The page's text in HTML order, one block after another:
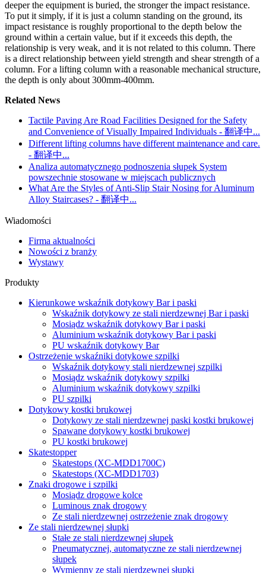
deeper the equipment is buried, the stronger the impact resistance.
To put it simply, if it is just a column standing on the ground, its
impact resistance is roughly proportional to the depth below the
ground within a certain value, but if it exceeds this depth, the
relationship is very weak, and it is not related to this column. There
is a direct relationship between yield strength and shear strength of a
column. For a lifting column with a reasonable mechanical structure,
the depth is only about 300mm-400mm.
Related News
Tactile Paving Are Road Facilities Designed for the Safety
and Convenience of Visually Impaired Individuals - 翻译中...
Different lifting columns have different maintenance and care.
- 翻译中...
Analiza automatycznego podnoszenia słupek System
powszechnie stosowane w miejscach publicznych
What Are the Styles of Anti-Slip Stair Nosing for Aluminum
Alloy Staircases? - 翻译中...
Wiadomości
Firma aktualności
Nowości z branży
Wystawy
Produkty
Kierunkowe wskaźnik dotykowy Bar i paski
Wskaźnik dotykowy ze stali nierdzewnej Bar i paski
Mosiądz wskaźnik dotykowy Bar i paski
Aluminium wskaźnik dotykowy Bar i paski
PU wskaźnik dotykowy Bar
Ostrzeżenie wskaźniki dotykowe szpilki
Wskaźnik dotykowy stali nierdzewnej szpilki
Mosiądz wskaźnik dotykowy szpilki
Aluminium wskaźnik dotykowy szpilki
PU szpilki
Dotykowy kostki brukowej
Dotykowy ze stali nierdzewnej paski kostki brukowej
Spawane dotykowy kostki brukowej
PU kostki brukowej
Skatestopper
Skatestops (XC-MDD1700C)
Skatestops (XC-MDD1703)
Znaki drogowe i szpilki
Mosiądz drogowe kolce
Luminous znak drogowy
Ze stali nierdzewnej ostrzeżenie znak drogowy
Ze stali nierdzewnej słupki
Stałe ze stali nierdzewnej słupek
Pneumatycznej, automatyczne ze stali nierdzewnej
słupek
Wymienny ze stali nierdzewnej słupki